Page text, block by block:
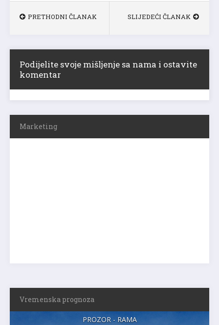
PRETHODNI ČLANAK SLIJEDEĆI ČLANAK
Podijelite svoje mišljenje sa nama i ostavite
komentar
Marketing
Vremenska prognoza
PROZOR - RAMA